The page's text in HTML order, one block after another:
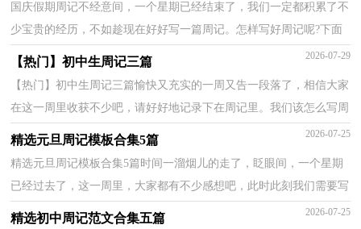
国庆假期周记不经意间，一个星期已经结束了，我们一定都积累了不
少宝贵的经历，不如趁现在好好写一篇周记。怎样写好周记呢?下面
是小编精心整理的国庆假期周记，希望能够帮助到大家...
【热门】初中生周记三篇 2026-07-29
【热门】初中生周记三篇愉快又充实的一周又告一段落了，相信大家
在这一周里收获不少吧，请好好地记录下在周记里。我们该怎么写周
记呢？以下是小编整理的初中生周记3篇，欢迎大家分...
精选元旦周记模板合集5篇 2026-07-25
精选元旦周记模板合集5篇时间一溜烟儿的走了，眨眼间，一个星期
已经过去了，这一周里，大家都有不少感想吧，此时此刻我们需要写
一篇周记了。相信许多人会觉得周记很难写吧，以下是小编...
精选初中周记范文合集五篇 2026-07-25